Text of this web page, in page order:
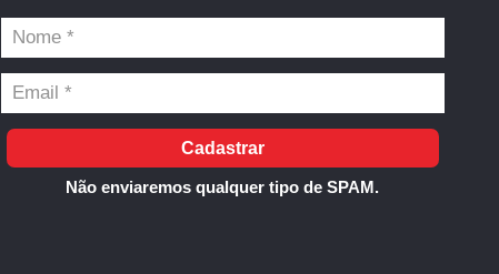
Cadastrar
Não enviaremos qualquer tipo de SPAM.